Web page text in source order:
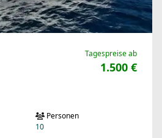
Tagespreise ab
1.500 €
Personen
10